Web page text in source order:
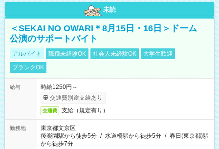
未読
＜SEKAI NO OWARI＊8月15日・16日＞ドーム
公演のサポートバイト
アルバイト 職種未経験OK 社会人未経験OK
大学生歓迎
ブランクOK
給与
時給1250円～
交通費別途支給あり
交通費 支給（規定有り）
勤務地
東京都文京区
後楽園駅から徒歩5分 / 水道橋駅から徒歩5分 / 春日(東京都)駅
から徒歩7分